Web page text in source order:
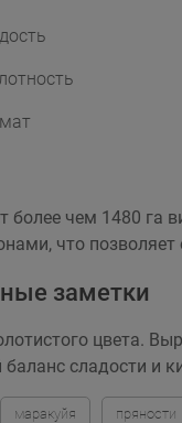
более чем 1480
что
заметки
цвета.
сладости и
маракуйя пряности